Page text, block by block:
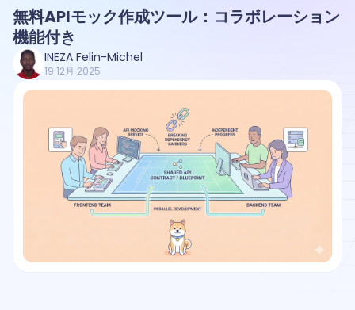
無料APIモック作成ツール：コラボレーション
機能付き
INEZA Felin-Michel
19 12月 2025